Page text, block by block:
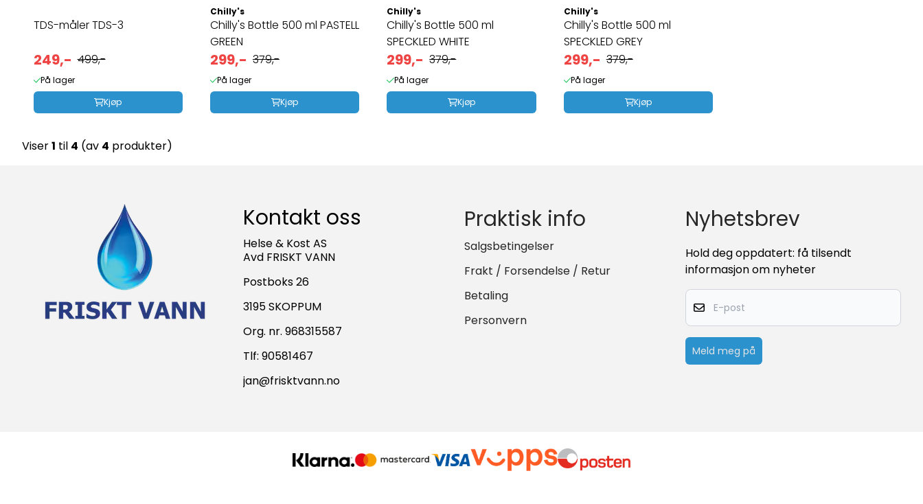
TDS-måler TDS-3
249,- 499,-
På lager
Kjøp
Chilly's
Chilly's Bottle 500 ml PASTELL
GREEN
299,- 379,-
På lager
Kjøp
Chilly's
Chilly's Bottle 500 ml
SPECKLED WHITE
299,- 379,-
På lager
Kjøp
Chilly's
Chilly's Bottle 500 ml
SPECKLED GREY
299,- 379,-
På lager
Kjøp
Viser1 til 4 (av 4 produkter)
Kontakt oss
Helse & Kost AS
Avd FRISKT VANN
Postboks 26
3195 SKOPPUM
Org. nr. 968315587
Tlf: 90581467
jan@frisktvann.no
Praktisk info
Salgsbetingelser
Frakt / Forsendelse / Retur
Betaling
Personvern
Nyhetsbrev
Hold deg oppdatert: få tilsendt
informasjon om nyheter
E-post
Meld meg på